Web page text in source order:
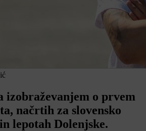
izobraževanjem o prvem
načrtih za slovensko
lepotah Dolenjske.